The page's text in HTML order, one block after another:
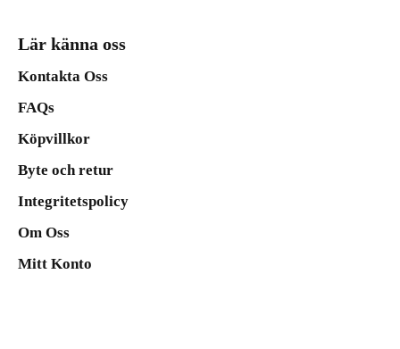
Lär känna oss
Kontakta Oss
FAQs
Köpvillkor
Byte och retur
Integritetspolicy
Om Oss
Mitt Konto